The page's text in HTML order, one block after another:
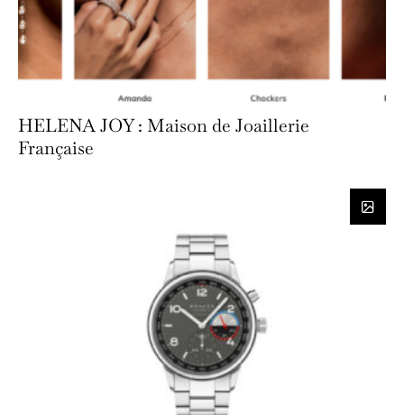
HELENA JOY : Maison de Joaillerie
Française